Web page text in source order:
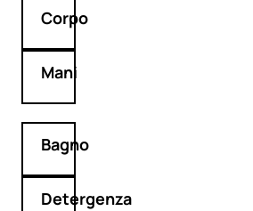
Corpo
Mani
Bagno
Detergenza